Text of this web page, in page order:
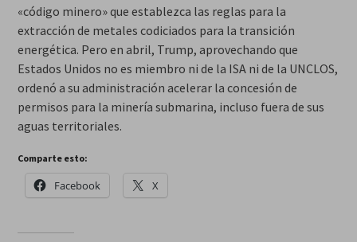
«código minero» que establezca las reglas para la
extracción de metales codiciados para la transición
energética. Pero en abril, Trump, aprovechando que
Estados Unidos no es miembro ni de la ISA ni de la UNCLOS,
ordenó a su administración acelerar la concesión de
permisos para la minería submarina, incluso fuera de sus
aguas territoriales.
Comparte esto:
Facebook X